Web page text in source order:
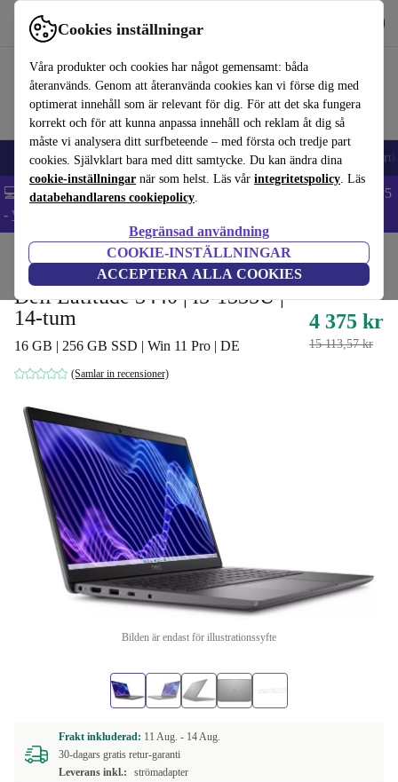
Cookies inställningar
Våra produkter och cookies har något gemensamt: båda
återanvänds. Genom att återanvända cookies kan vi förse dig med
optimerat innehåll som är relevant för dig. För att det ska fungera
korrekt och för att kunna anpassa innehåll och reklam åt dig så
måste vi analysera ditt surfbeteende – med första och tredje part
cookies. Självklart bara med ditt samtycke. Du kan ändra dina
cookie-inställningar när som helst. Läs vår integritetspolicy. Läs
databehandlarens cookiepolicy.
Begränsad användning
COOKIE-INSTÄLLNINGAR
ACCEPTERA ALLA COOKIES
Använd refurbed snabbt och enkelt
🎒 Back to school Mobiltelefoner Bärbara datorer Surfplattor
💻 Extra 5% rabatt på alla MacBooks och laptops - Code: LAPTOP5
- Villkor
Laptops Dell bärbara datorer
Dell Latitude 3440 | i5-1335U |
14-tum
16 GB | 256 GB SSD | Win 11 Pro | DE
(Samlar in recensioner)
4 375 kr
15 113,57 kr
Bilden är endast för illustrationssyfte
Frakt inkluderad: 11 Aug. - 14 Aug.
30-dagars gratis retur-garanti
Leverans inkl.:
strömadapter